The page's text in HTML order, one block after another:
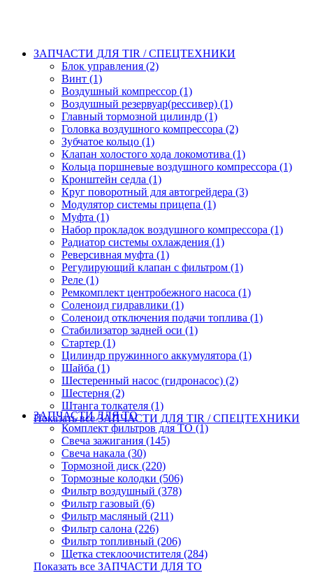
ЗАПЧАСТИ ДЛЯ TIR / СПЕЦТЕХНИКИ
Блок управления (2)
Винт (1)
Воздушный компрессор (1)
Воздушный резервуар(рессивер) (1)
Главный тормозной цилиндр (1)
Головка воздушного компрессора (2)
Зубчатое кольцо (1)
Клапан холостого хода локомотива (1)
Кольца поршневые воздушного компрессора (1)
Кронштейн седла (1)
Круг поворотный для автогрейдера (3)
Модулятор системы прицепа (1)
Муфта (1)
Набор прокладок воздушного компрессора (1)
Радиатор системы охлаждения (1)
Реверсивная муфта (1)
Регулирующий клапан с фильтром (1)
Реле (1)
Ремкомплект центробежного насоса (1)
Соленоид гидравлики (1)
Соленоид отключения подачи топлива (1)
Стабилизатор задней оси (1)
Стартер (1)
Цилиндр пружинного аккумулятора (1)
Шайба (1)
Шестеренный насос (гидронасос) (2)
Шестерня (2)
Штанга толкателя (1)
Показать все ЗАПЧАСТИ ДЛЯ TIR / СПЕЦТЕХНИКИ
ЗАПЧАСТИ ДЛЯ ТО
Комплект фильтров для ТО (1)
Свеча зажигания (145)
Свеча накала (30)
Тормозной диск (220)
Тормозные колодки (506)
Фильтр воздушный (378)
Фильтр газовый (6)
Фильтр масляный (211)
Фильтр салона (226)
Фильтр топливный (206)
Щетка стеклоочистителя (284)
Показать все ЗАПЧАСТИ ДЛЯ ТО